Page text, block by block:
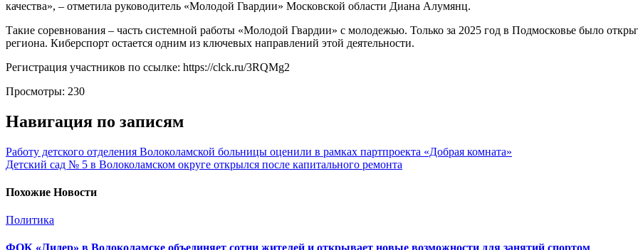
качества», – отметила руководитель «Молодой Гвардии» Московской области Диана Алумянц.
Такие соревнования – часть системной работы «Молодой Гвардии» с молодежью. Только за 2025 год в Подмосковье было
региона. Киберспорт остается одним из ключевых направлений этой деятельности.
Регистрация участников по ссылке: https://clck.ru/3RQMg2
Просмотры: 230
Навигация по записям
Работу детского отделения Волоколамской больницы оценили в рамках партпроекта «Добрая комната»
Детский сад № 5 в Волоколамском округе открылся после капитального ремонта
Похожие Новости
Политика